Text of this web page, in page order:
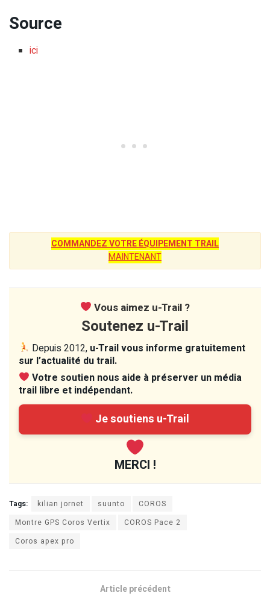
Source
ici
COMMANDEZ VOTRE ÉQUIPEMENT TRAIL
MAINTENANT
Vous aimez u-Trail ?
Soutenez u-Trail
Depuis 2012, u-Trail vous informe gratuitement
sur l’actualité du trail.
Votre soutien nous aide à préserver un média
trail libre et indépendant.
Je soutiens u-Trail
MERCI !
Tags: kilian jornet suunto
COROS
Montre GPS Coros Vertix
COROS Pace 2
Coros apex pro
Article précédent